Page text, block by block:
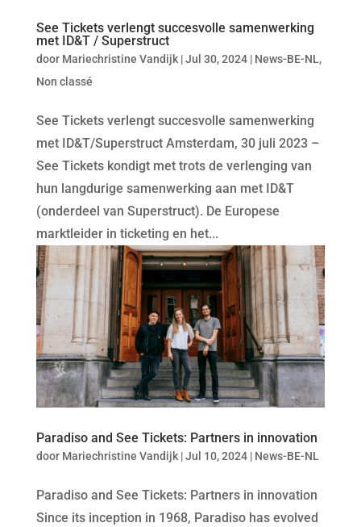
See Tickets verlengt succesvolle samenwerking
met ID&T / Superstruct
door Mariechristine Vandijk|Jul 30, 2024| News-BE-NL,
Non classé
See Tickets verlengt succesvolle samenwerking
met ID&T/Superstruct Amsterdam, 30 juli 2023 –
See Tickets kondigt met trots de verlenging van
hun langdurige samenwerking aan met ID&T
(onderdeel van Superstruct). De Europese
marktleider in ticketing en het...
Paradiso and See Tickets: Partners in innovation
door Mariechristine Vandijk|Jul 10, 2024| News-BE-NL
Paradiso and See Tickets: Partners in innovation
Since its inception in 1968, Paradiso has evolved